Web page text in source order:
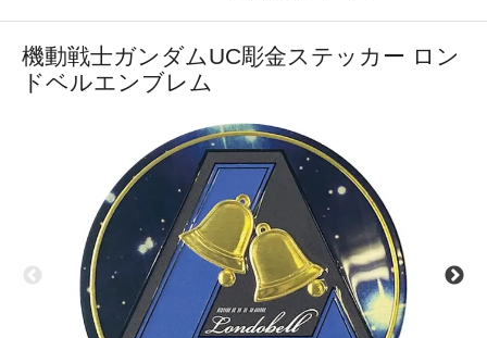
機動戦士ガンダムUC彫金ステッカー ロン
ドベルエンブレム